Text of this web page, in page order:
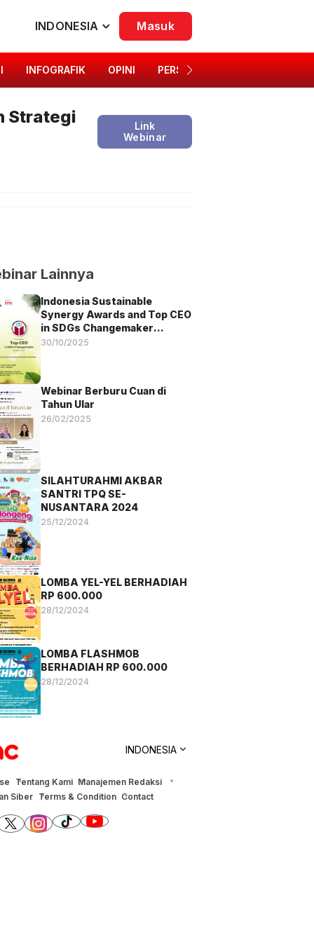
INDONESIA Masuk
INFOGRAFIK OPINI PERSONA
Strategi
Link
Webinar
Lainnya
Indonesia Sustainable
Synergy Awards and Top CEO
in SDGs Changemaker
Awards 2025
30/10/2025
Webinar Berburu Cuan di
Tahun Ular
26/02/2025
SILAHTURAHMI AKBAR
SANTRI TPQ SE-
NUSANTARA 2024
25/12/2024
LOMBA YEL-YEL BERHADIAH
RP 600.000
28/12/2024
LOMBA FLASHMOB
BERHADIAH RP 600.000
28/12/2024
INDONESIA
Tentang Kami Manajemen Redaksi
Siber
Terms & Condition Contact